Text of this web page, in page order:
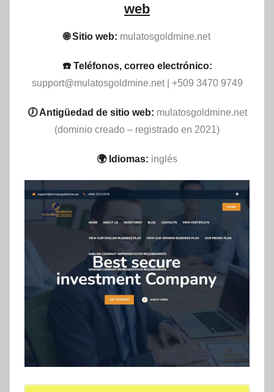
web
🌐 Sitio web: mulatosgoldmine.net
☎️ Teléfonos, correo electrónico:
support@mulatosgoldmine.net| +509 3470 9749
🕖 Antigüedad de sitio web: mulatosgoldmine.net
(dominio creado – registrado en 2021)
🌍 Idiomas: inglés